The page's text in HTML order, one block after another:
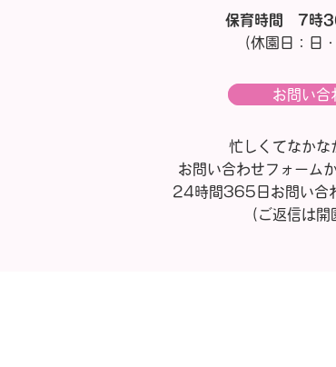
保育時間 7時
（休園日：日
お問い合
忙しくてなかな
お問い合わせフォーム
24時間365日お問い合
（ご返信は開